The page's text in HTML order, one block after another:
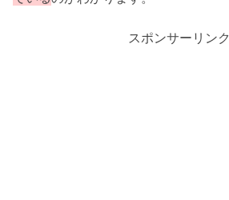
スポンサーリンク